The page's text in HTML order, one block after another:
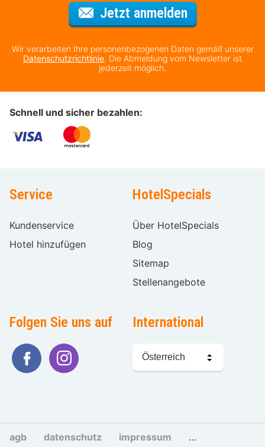
Jetzt anmeldenFür den
Wir verarbeiten Ihre personenbezogenen Daten gemäß unserer
Datenschutzrichtlinie. Die Abmeldung vom Newsletter ist
jederzeit möglich.
Schnell und sicher bezahlen:
Service
Kundenservice
Hotel hinzufügen
HotelSpecials
Über HotelSpecials
Blog
Sitemap
Stellenangebote
Folgen Sie uns auf International
Sprache
wählen
agb datenschutz impressum cookies und